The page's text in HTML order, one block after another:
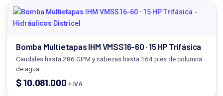
Bomba Multietapas IHM VMSS16-60 · 15 HP Trifásica
Caudales hasta 286 GPM y cabezas hasta 164 pies de columna
de agua.
$10.081.000 + IVA